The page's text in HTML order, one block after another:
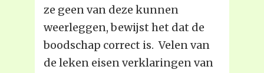
ze geen van deze kunnen
weerleggen, bewijst het dat de
boodschap correct is. Velen van
de leken eisen verklaringen van